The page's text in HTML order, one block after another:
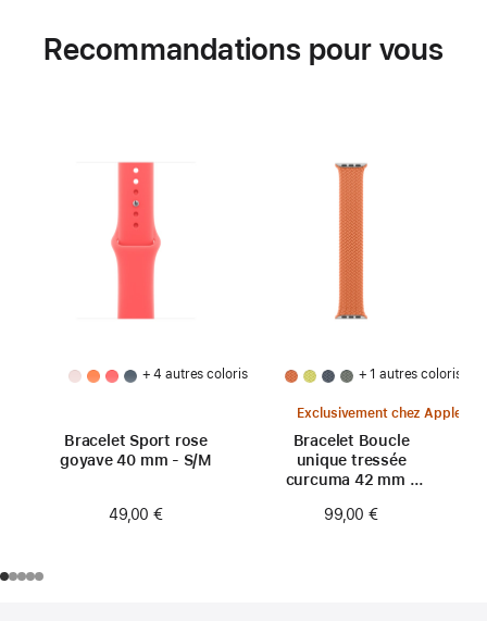
Recommandations pour vous
+ 4 autres coloris
Bracelet Sport rose
goyave 40 mm - S/M
49,00 €
+ 1 autres coloris
Exclusivement chez Apple
Bracelet Boucle
unique tressée
curcuma 42 mm -
99,00 €